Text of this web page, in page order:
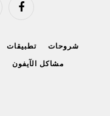
فيسبوك
شروحات تطبيقات
مشاكل الآيفون